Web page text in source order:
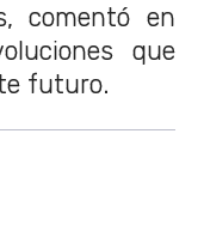
comentó en
que
futuro.